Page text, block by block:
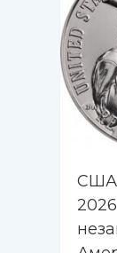
США